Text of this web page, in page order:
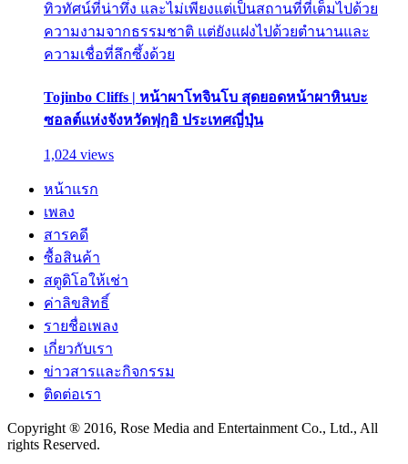
ทิวทัศน์ที่น่าทึ่ง และไม่เพียงแต่เป็นสถานที่ที่เต็มไปด้วย
ความงามจากธรรมชาติ แต่ยังแฝงไปด้วยตำนานและ
ความเชื่อที่ลึกซึ้งด้วย
Tojinbo Cliffs | หน้าผาโทจินโบ สุดยอดหน้าผาหินบะ
ซอลต์แห่งจังหวัดฟุกุอิ ประเทศญี่ปุ่น
1,024 views
หน้าแรก
เพลง
สารคดี
ซื้อสินค้า
สตูดิโอให้เช่า
ค่าลิขสิทธิ์
รายชื่อเพลง
เกี่ยวกับเรา
ข่าวสารและกิจกรรม
ติดต่อเรา
Copyright ® 2016, Rose Media and Entertainment Co., Ltd., All
rights Reserved.